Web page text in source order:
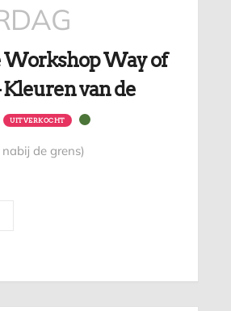
Workshop Way of
Kleuren van de
UITVERKOCHT
de grens)